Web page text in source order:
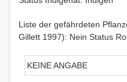
Liste der gefährdeten
Gillett 1997): Nein Status
KEINE ANGABE